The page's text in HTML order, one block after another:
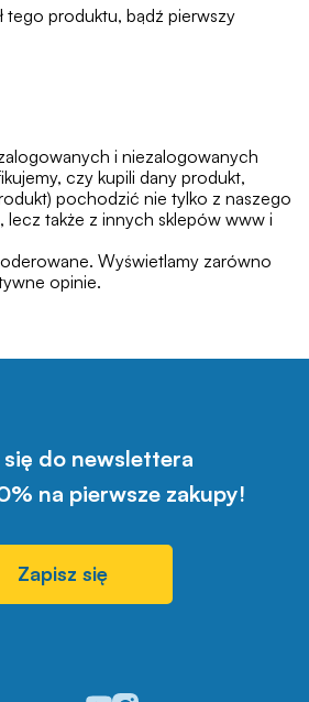
tego produktu, bądź pierwszy
i niezalogowanych
czy kupili dany produkt,
pochodzić nie tylko z naszego
także z innych sklepów www i
Wyświetlamy zarówno
opinie.
się do newslettera
na pierwsze zakupy!
Zapisz się